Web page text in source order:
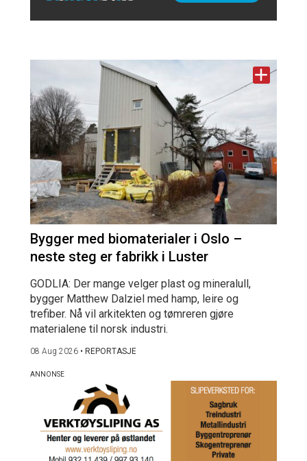
Bygger med biomaterialer i Oslo –
neste steg er fabrikk i Luster
GODLIA: Der mange velger plast og mineralull,
bygger Matthew Dalziel med hamp, leire og
trefiber. Nå vil arkitekten og tømreren gjøre
materialene til norsk industri.
08 Aug 2026 • REPORTASJE